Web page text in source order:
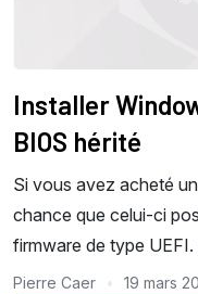
Installer
BIOS hérité
Si vous avez acheté
chance que celui-ci
firmware de type
Pierre Caer 19 mars